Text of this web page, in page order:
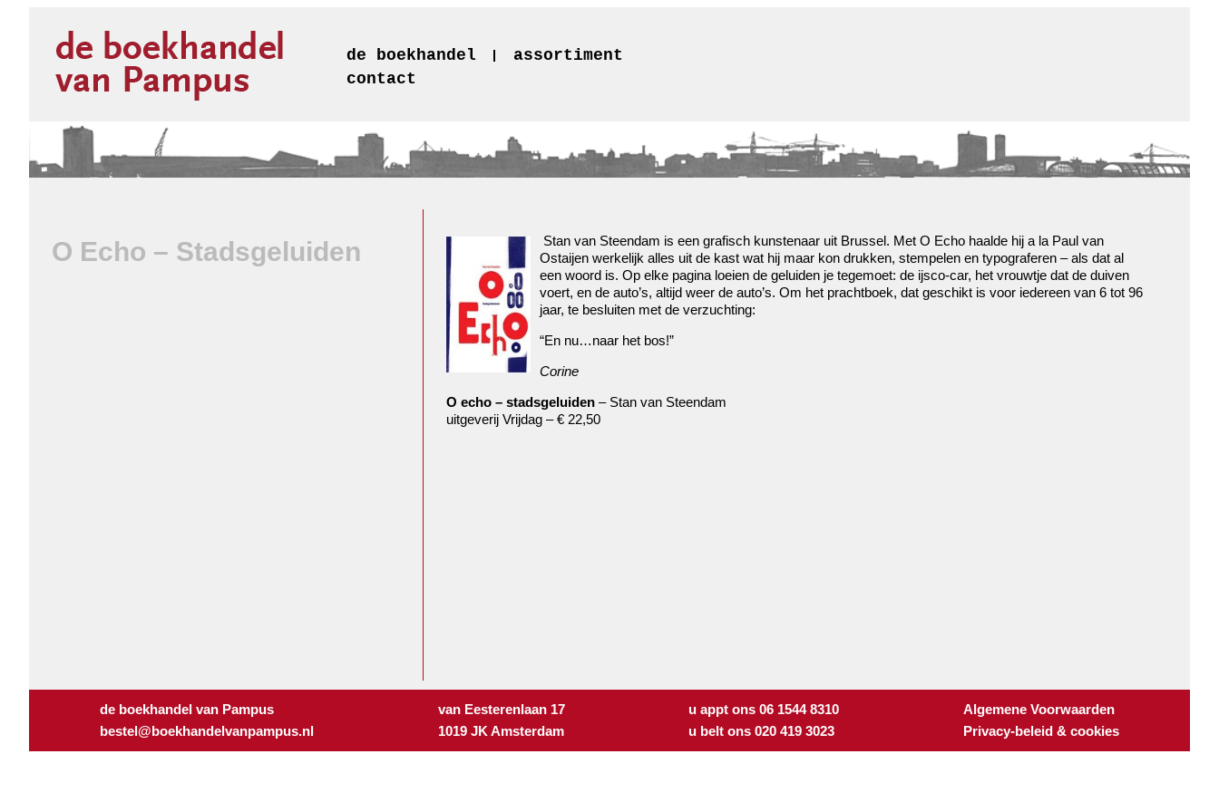
de boekhandel
assortiment
contact
contact
nieuwsbrief
O Echo – Stadsgeluiden
Stan van Steendam is een grafisch kunstenaar uit Brussel. Met O Echo haalde hij a la Paul van
Ostaijen werkelijk alles uit de kast wat hij maar kon drukken, stempelen en typograferen – als dat al
een woord is. Op elke pagina loeien de geluiden je tegemoet: de ijsco-car, het vrouwtje dat de duiven
voert, en de auto’s, altijd weer de auto’s. Om het prachtboek, dat geschikt is voor iedereen van 6 tot 96
jaar, te besluiten met de verzuchting:
“En nu…naar het bos!”
Corine
O echo – stadsgeluiden – Stan van Steendam
uitgeverij Vrijdag – € 22,50
de boekhandel van Pampus
bestel@boekhandelvanpampus.nl
van Eesterenlaan 17
1019 JK Amsterdam
u appt ons 06 1544 8310
u belt ons 020 419 3023
Algemene Voorwaarden
Privacy-beleid & cookies